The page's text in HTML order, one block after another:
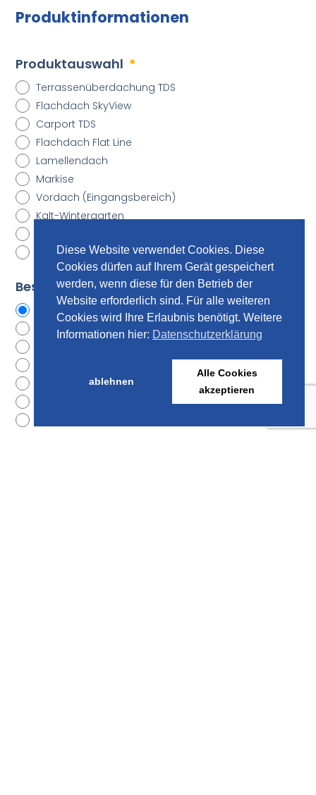
Produktinformationen
Produktauswahl
Terrassenüberdachung TDS
Flachdach SkyView
Carport TDS
Flachdach Flat Line
Lamellendach
Markise
Vordach (Eingangsbereich)
Kalt-Wintergarten
Sichtschutz (Alupaneele, Poly oder Glas)
Beschattungsart
ohne Markise
Aufdach-Markise
Gelenkarmmarkise (Wandanbringung)
Diese Website verwendet Cookies. Diese
Cookies dürfen auf Ihrem Gerät gespeichert
werden, wenn diese für den Betrieb der
Website erforderlich sind. Für alle weiteren
Cookies wird Ihre Erlaubnis benötigt. Weitere
Informationen hier: Datenschutzerklärung
ablehnen
Alle Cookies
akzeptieren